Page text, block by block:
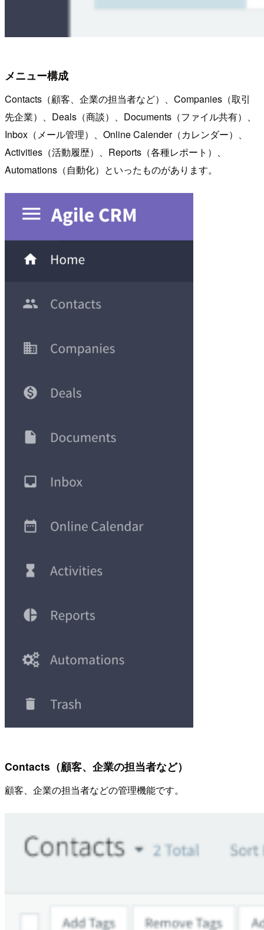
メニュー構成
Contacts（顧客、企業の担当者など）、Companies（取引
先企業）、Deals（商談）、Documents（ファイル共有）、
Inbox（メール管理）、Online Calender（カレンダー）、
Activities（活動履歴）、Reports（各種レポート）、
Automations（自動化）といったものがあります。
Contacts（顧客、企業の担当者など）
顧客、企業の担当者などの管理機能です。